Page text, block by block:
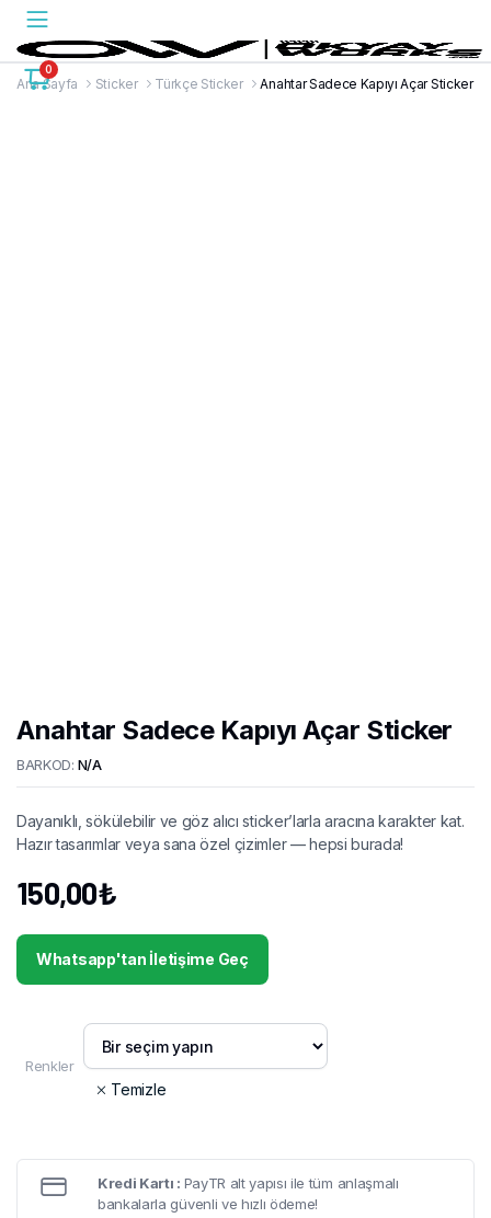
0
Ana Sayfa Sticker Türkçe Sticker Anahtar Sadece Kapıyı Açar Sticker
Anahtar Sadece Kapıyı Açar Sticker
BARKOD: N/A
Dayanıklı, sökülebilir ve göz alıcı sticker’larla aracına karakter kat.
Hazır tasarımlar veya sana özel çizimler — hepsi burada!
150,00₺
Whatsapp'tan İletişime Geç
Renkler
Temizle
Kredi Kartı : PayTR alt yapısı ile tüm anlaşmalı
bankalarla güvenli ve hızlı ödeme!